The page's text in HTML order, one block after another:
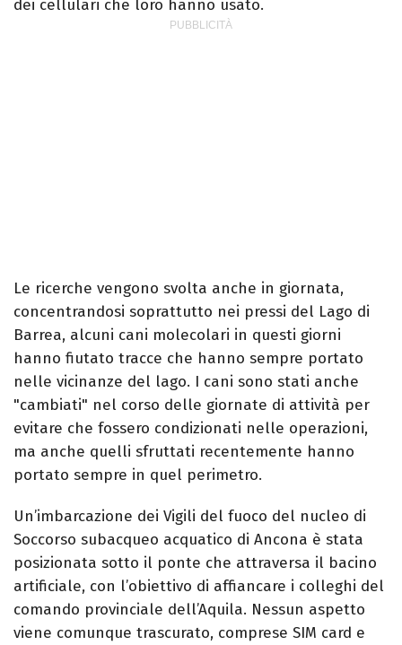
dei cellulari che loro hanno usato.
Le ricerche vengono svolta anche in giornata,
concentrandosi soprattutto nei pressi del Lago di
Barrea, alcuni cani molecolari in questi giorni
hanno fiutato tracce che hanno sempre portato
nelle vicinanze del lago. I cani sono stati anche
"cambiati" nel corso delle giornate di attività per
evitare che fossero condizionati nelle operazioni,
ma anche quelli sfruttati recentemente hanno
portato sempre in quel perimetro.
Un’imbarcazione dei Vigili del fuoco del nucleo di
Soccorso subacqueo acquatico di Ancona è stata
posizionata sotto il ponte che attraversa il bacino
artificiale, con l’obiettivo di affiancare i colleghi del
comando provinciale dell’Aquila. Nessun aspetto
viene comunque trascurato, comprese SIM card e